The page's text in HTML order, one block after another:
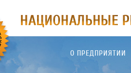
О ПРЕДПРИЯТИИ